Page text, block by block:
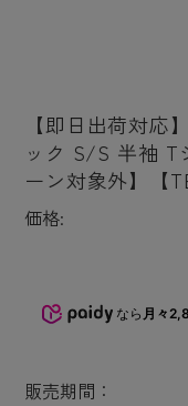
【即日出荷対応
ック S/S 半袖 T
ーン対象外】【
価格:
なら 月々
販売期間：